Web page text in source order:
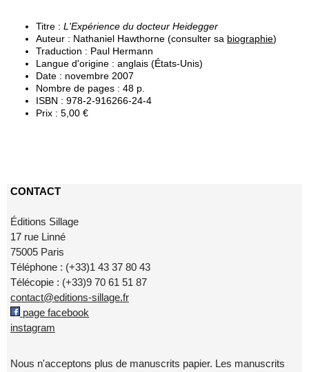
Titre : L'Expérience du docteur Heidegger
Auteur : Nathaniel Hawthorne (consulter sa biographie)
Traduction : Paul Hermann
Langue d'origine : anglais (États-Unis)
Date : novembre 2007
Nombre de pages : 48 p.
ISBN : 978-2-916266-24-4
Prix : 5,00 €
CONTACT
Éditions Sillage
17 rue Linné
75005 Paris
Téléphone : (+33)1 43 37 80 43
Télécopie : (+33)9 70 61 51 87
contact@editions-sillage.fr
page facebook
instagram
Nous n'acceptons plus de manuscrits papier. Les manuscrits